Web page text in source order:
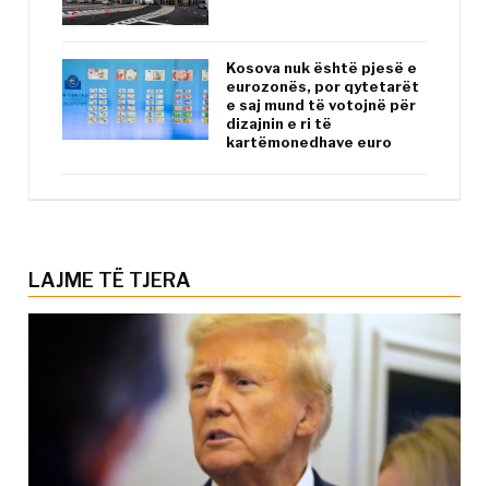
Kosova nuk është pjesë e
eurozonës, por qytetarët
e saj mund të votojnë për
dizajnin e ri të
kartëmonedhave euro
LAJME TË TJERA